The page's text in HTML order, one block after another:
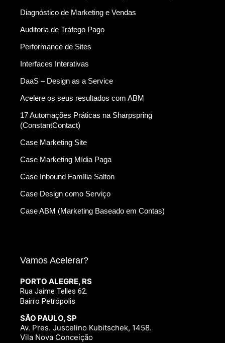
Diagnóstico de Marketing e Vendas
Auditoria de Tráfego Pago
Performance de Sites
Interfaces Interativas
DaaS – Design as a Service
Acelere os seus resultados com ABM
17 Automações Práticas na Sharpspring
(ConstantContact)
Case Marketing Site
Case Marketing Mídia Paga
Case Inbound Família Salton
Case Design como Serviço
Case ABM (Marketing Baseado em Contas)
Vamos Acelerar?
PORTO ALEGRE, RS
Rua Jaime Telles 62.
Bairro Petrópolis
SÃO PAULO, SP
Av. Pres. Juscelino Kubitschek, 1458.
Vila Nova Conceição